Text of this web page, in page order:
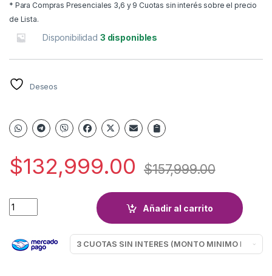
* Para Compras Presenciales 3,6 y 9 Cuotas sin interés sobre el precio
de Lista.
Disponibilidad 3 disponibles
Deseos
$132,999.00 $157,999.00
CUNA BEBESIT PRACTICUNA 2021B ROSA/GRIS quantity
Añadir al carrito